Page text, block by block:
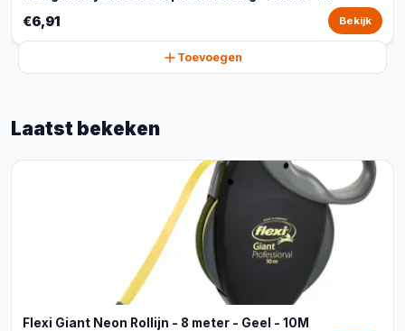
€6,91 Bekijk
Toevoegen
Laatst bekeken
Flexi Giant Neon Rollijn - 8 meter - Geel - 10M